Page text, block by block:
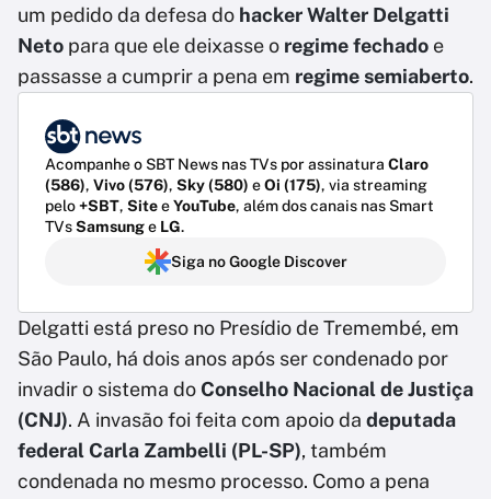
um pedido da defesa do hacker Walter Delgatti
Neto para que ele deixasse o regime fechado e
passasse a cumprir a pena em regime semiaberto.
Acompanhe o SBT News nas TVs por assinatura Claro
(586), Vivo (576), Sky (580) eOi (175), via streaming
pelo+SBT, SiteeYouTube, além dos canais nas Smart
TVsSamsunge LG.
Siga no Google Discover
Delgatti está preso no Presídio de Tremembé, em
São Paulo, há dois anos após ser condenado por
invadir o sistema doConselho Nacional de Justiça
(CNJ). A invasão foi feita com apoio da deputada
federal Carla Zambelli (PL-SP), também
condenada no mesmo processo. Como a pena